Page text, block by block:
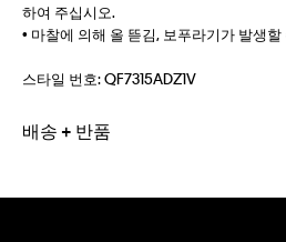
하여 주십시오.
• 마찰에 의해 올 뜯김, 보푸라기가 발생
스타일 번호:QF7315ADZ1V
배송 + 반품